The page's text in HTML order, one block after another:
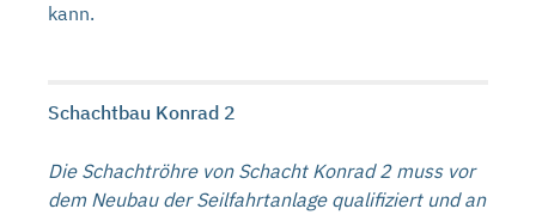
kann.
Schachtbau Konrad 2
Die Schachtröhre von Schacht Konrad 2 muss vor
dem Neubau der Seilfahrtanlage qualifiziert und an